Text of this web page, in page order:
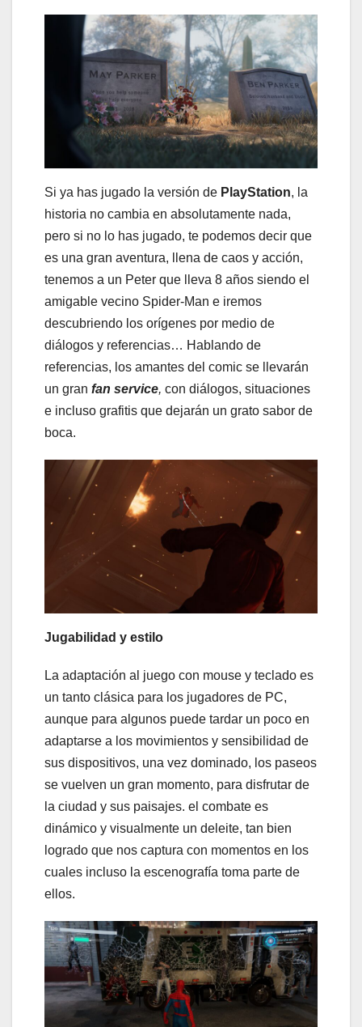
Si ya has jugado la versión de PlayStation, la
historia no cambia en absolutamente nada,
pero si no lo has jugado, te podemos decir que
es una gran aventura, llena de caos y acción,
tenemos a un Peter que lleva 8 años siendo el
amigable vecino Spider-Man e iremos
descubriendo los orígenes por medio de
diálogos y referencias… Hablando de
referencias, los amantes del comic se llevarán
un gran fan service, con diálogos, situaciones
e incluso grafitis que dejarán un grato sabor de
boca.
Jugabilidad y estilo
La adaptación al juego con mouse y teclado es
un tanto clásica para los jugadores de PC,
aunque para algunos puede tardar un poco en
adaptarse a los movimientos y sensibilidad de
sus dispositivos, una vez dominado, los paseos
se vuelven un gran momento, para disfrutar de
la ciudad y sus paisajes. el combate es
dinámico y visualmente un deleite, tan bien
logrado que nos captura con momentos en los
cuales incluso la escenografía toma parte de
ellos.